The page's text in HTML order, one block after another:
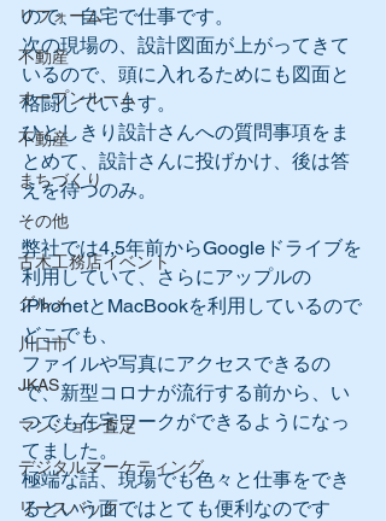
リフォーム
不動産
オープンルーム
不動産
まちづくり
その他
古木工務店イベント
グルメ
川口市
JKAS
マンション査定
デジタルマーケティング
リースバック
ので、自宅で仕事です。
次の現場の、設計図面が上がってきて
いるので、頭に入れるためにも図面と
格闘しています。
ひとしきり設計さんへの質問事項をま
とめて、設計さんに投げかけ、後は答
えを待つのみ。
弊社では4,5年前からGoogleドライブを
利用していて、さらにアップルの
iPhonetとMacBookを利用しているので
どこでも、
ファイルや写真にアクセスできるの
で、新型コロナが流行する前から、い
つでも在宅ワークができるようになっ
てました。
極端な話、現場でも色々と仕事をでき
るという面ではとても便利なのです